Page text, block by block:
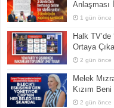
Anlaşması
1 gün önce
Halk TV’de
Ortaya
2 gün önce
Melek
Kızım
2 gün önce